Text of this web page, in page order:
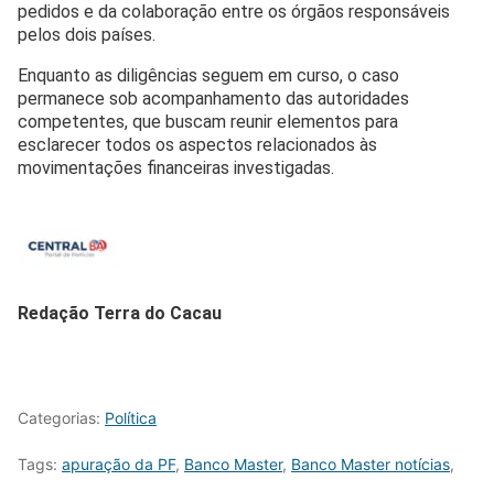
pedidos e da colaboração entre os órgãos responsáveis
pelos dois países.
Enquanto as diligências seguem em curso, o caso
permanece sob acompanhamento das autoridades
competentes, que buscam reunir elementos para
esclarecer todos os aspectos relacionados às
movimentações financeiras investigadas.
Redação Terra do Cacau
Categorias: Política
Tags: apuração da PF, Banco Master, Banco Master notícias,